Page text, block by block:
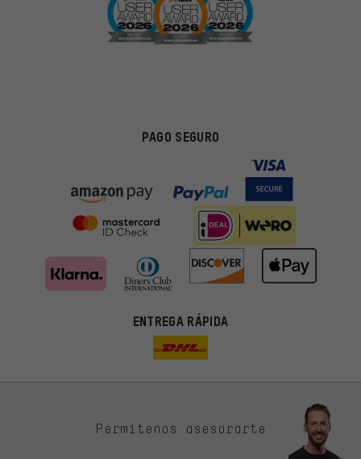
PAGO SEGURO
ENTREGA RÁPIDA
Permítenos asesorarte